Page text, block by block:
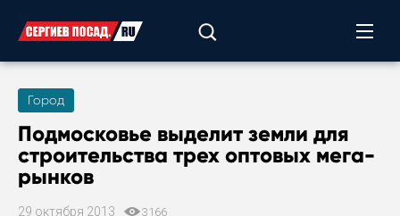
Город
Подмосковье выделит земли для
строительства трех оптовых мега-
рынков
29 октября 2013 3166